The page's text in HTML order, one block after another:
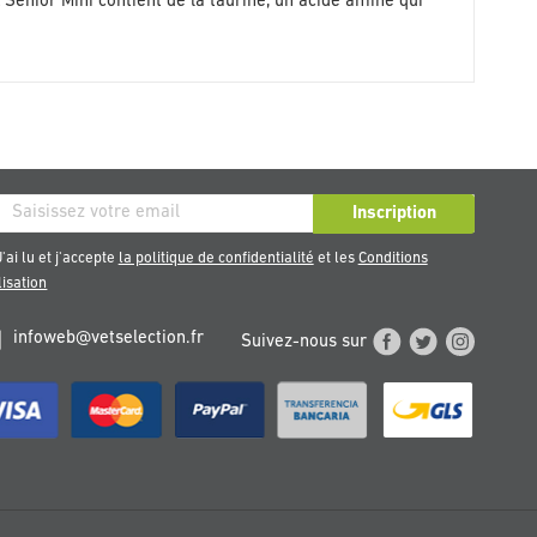
Inscription
lu et j'accepte la politique de confidentialité et les Conditions
infoweb@vetselection.fr Suivez-nous sur